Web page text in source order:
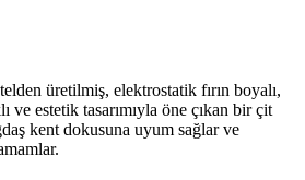
üretilmiş, elektrostatik fırın boyalı,
ve estetik tasarımıyla öne çıkan bir çit
kent dokusuna uyum sağlar ve